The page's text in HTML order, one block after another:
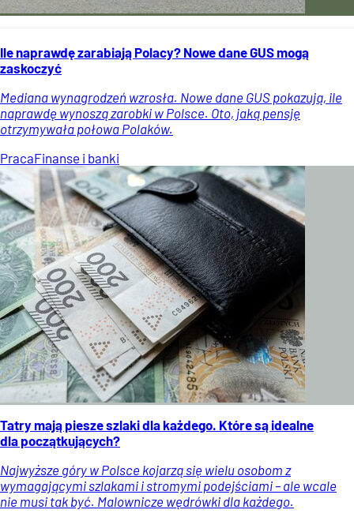
Ile naprawdę zarabiają Polacy? Nowe dane GUS mogą
zaskoczyć
Mediana wynagrodzeń wzrosła. Nowe dane GUS pokazują, ile
naprawdę wynoszą zarobki w Polsce. Oto, jaką pensję
otrzymywała połowa Polaków.
PracaFinanse i banki
Tatry mają piesze szlaki dla każdego. Które są idealne
dla początkujących?
Najwyższe góry w Polsce kojarzą się wielu osobom z
wymagającymi szlakami i stromymi podejściami – ale wcale
nie musi tak być. Malownicze wędrówki dla każdego.